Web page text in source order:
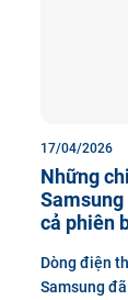
17/04/2026
Những
Samsung
cả phiên
Dòng điện
Samsung